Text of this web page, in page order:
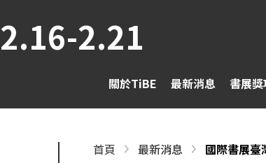
2.16-2.21
關於TiBE 最新消息 書展獎
首頁 最新消息 國際書展臺